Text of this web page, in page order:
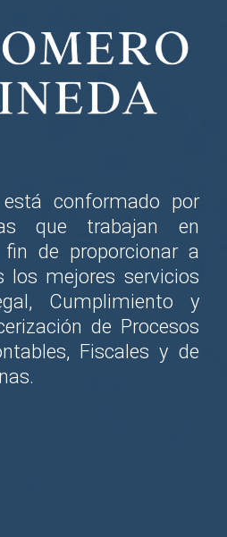
conformado por
que trabajan en
de proporcionar a
los mejores servicios
Cumplimiento y
de Procesos
Fiscales y de